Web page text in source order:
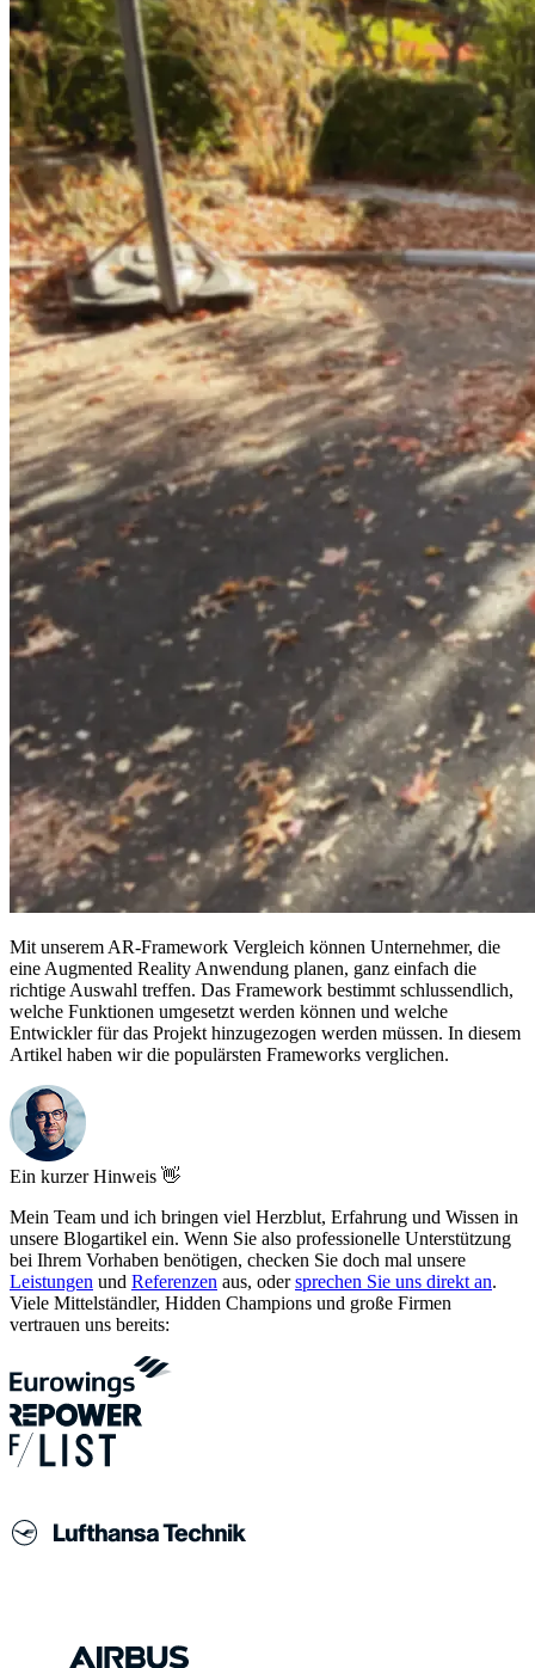
Mit unserem AR-Framework Vergleich können Unternehmer, die
eine Augmented Reality Anwendung planen, ganz einfach die
richtige Auswahl treffen. Das Framework bestimmt schlussendlich,
welche Funktionen umgesetzt werden können und welche
Entwickler für das Projekt hinzugezogen werden müssen. In diesem
Artikel haben wir die populärsten Frameworks verglichen.
Ein kurzer Hinweis 👋
Mein Team und ich bringen viel Herzblut, Erfahrung und Wissen in
unsere Blogartikel ein. Wenn Sie also professionelle Unterstützung
bei Ihrem Vorhaben benötigen, checken Sie doch mal unsere
Leistungen und Referenzen aus, odersprechen Sie uns direkt an.
Viele Mittelständler, Hidden Champions und große Firmen
vertrauen uns bereits: